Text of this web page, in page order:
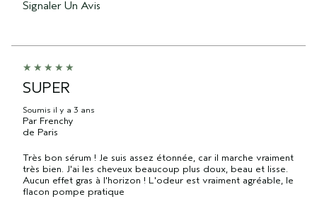
Signaler Un Avis
SUPER
Soumis il y a 3 ans
Par Frenchy
de Paris
Très bon sérum ! Je suis assez étonnée, car il marche vraiment
très bien. J'ai les cheveux beaucoup plus doux, beau et lisse.
Aucun effet gras à l'horizon ! L'odeur est vraiment agréable, le
flacon pompe pratique